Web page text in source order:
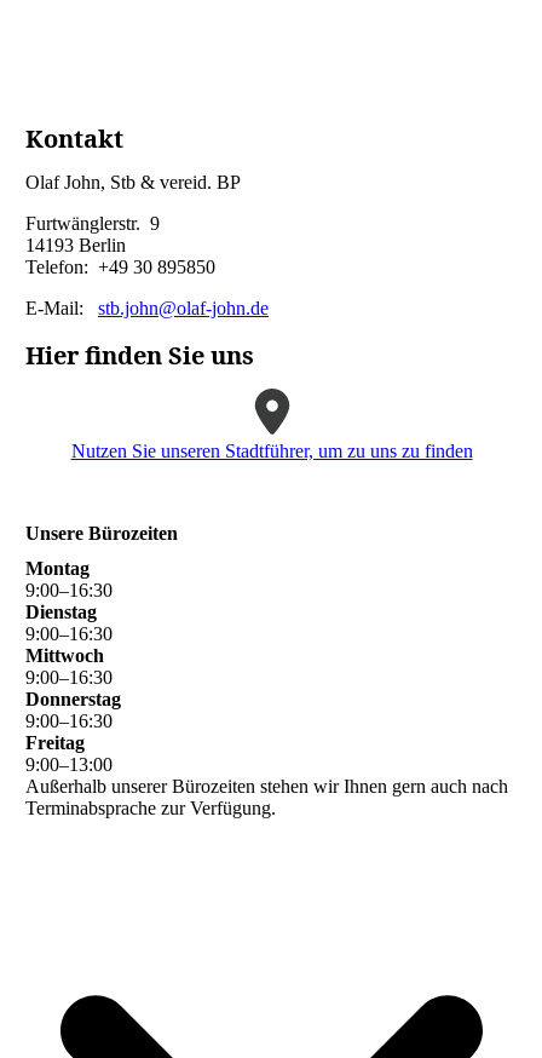
Kontakt
Olaf John, Stb & vereid. BP
Furtwänglerstr. 9
14193 Berlin
Telefon: +49 30 895850
E-Mail: stb.john@olaf-john.de
Hier finden Sie uns
Nutzen Sie unseren Stadtführer, um zu uns zu finden
Unsere Bürozeiten
Montag
9:00–16:30
Dienstag
9:00–16:30
Mittwoch
9:00–16:30
Donnerstag
9:00–16:30
Freitag
9:00–13:00
Außerhalb unserer Bürozeiten stehen wir Ihnen gern auch nach
Terminabsprache zur Verfügung.